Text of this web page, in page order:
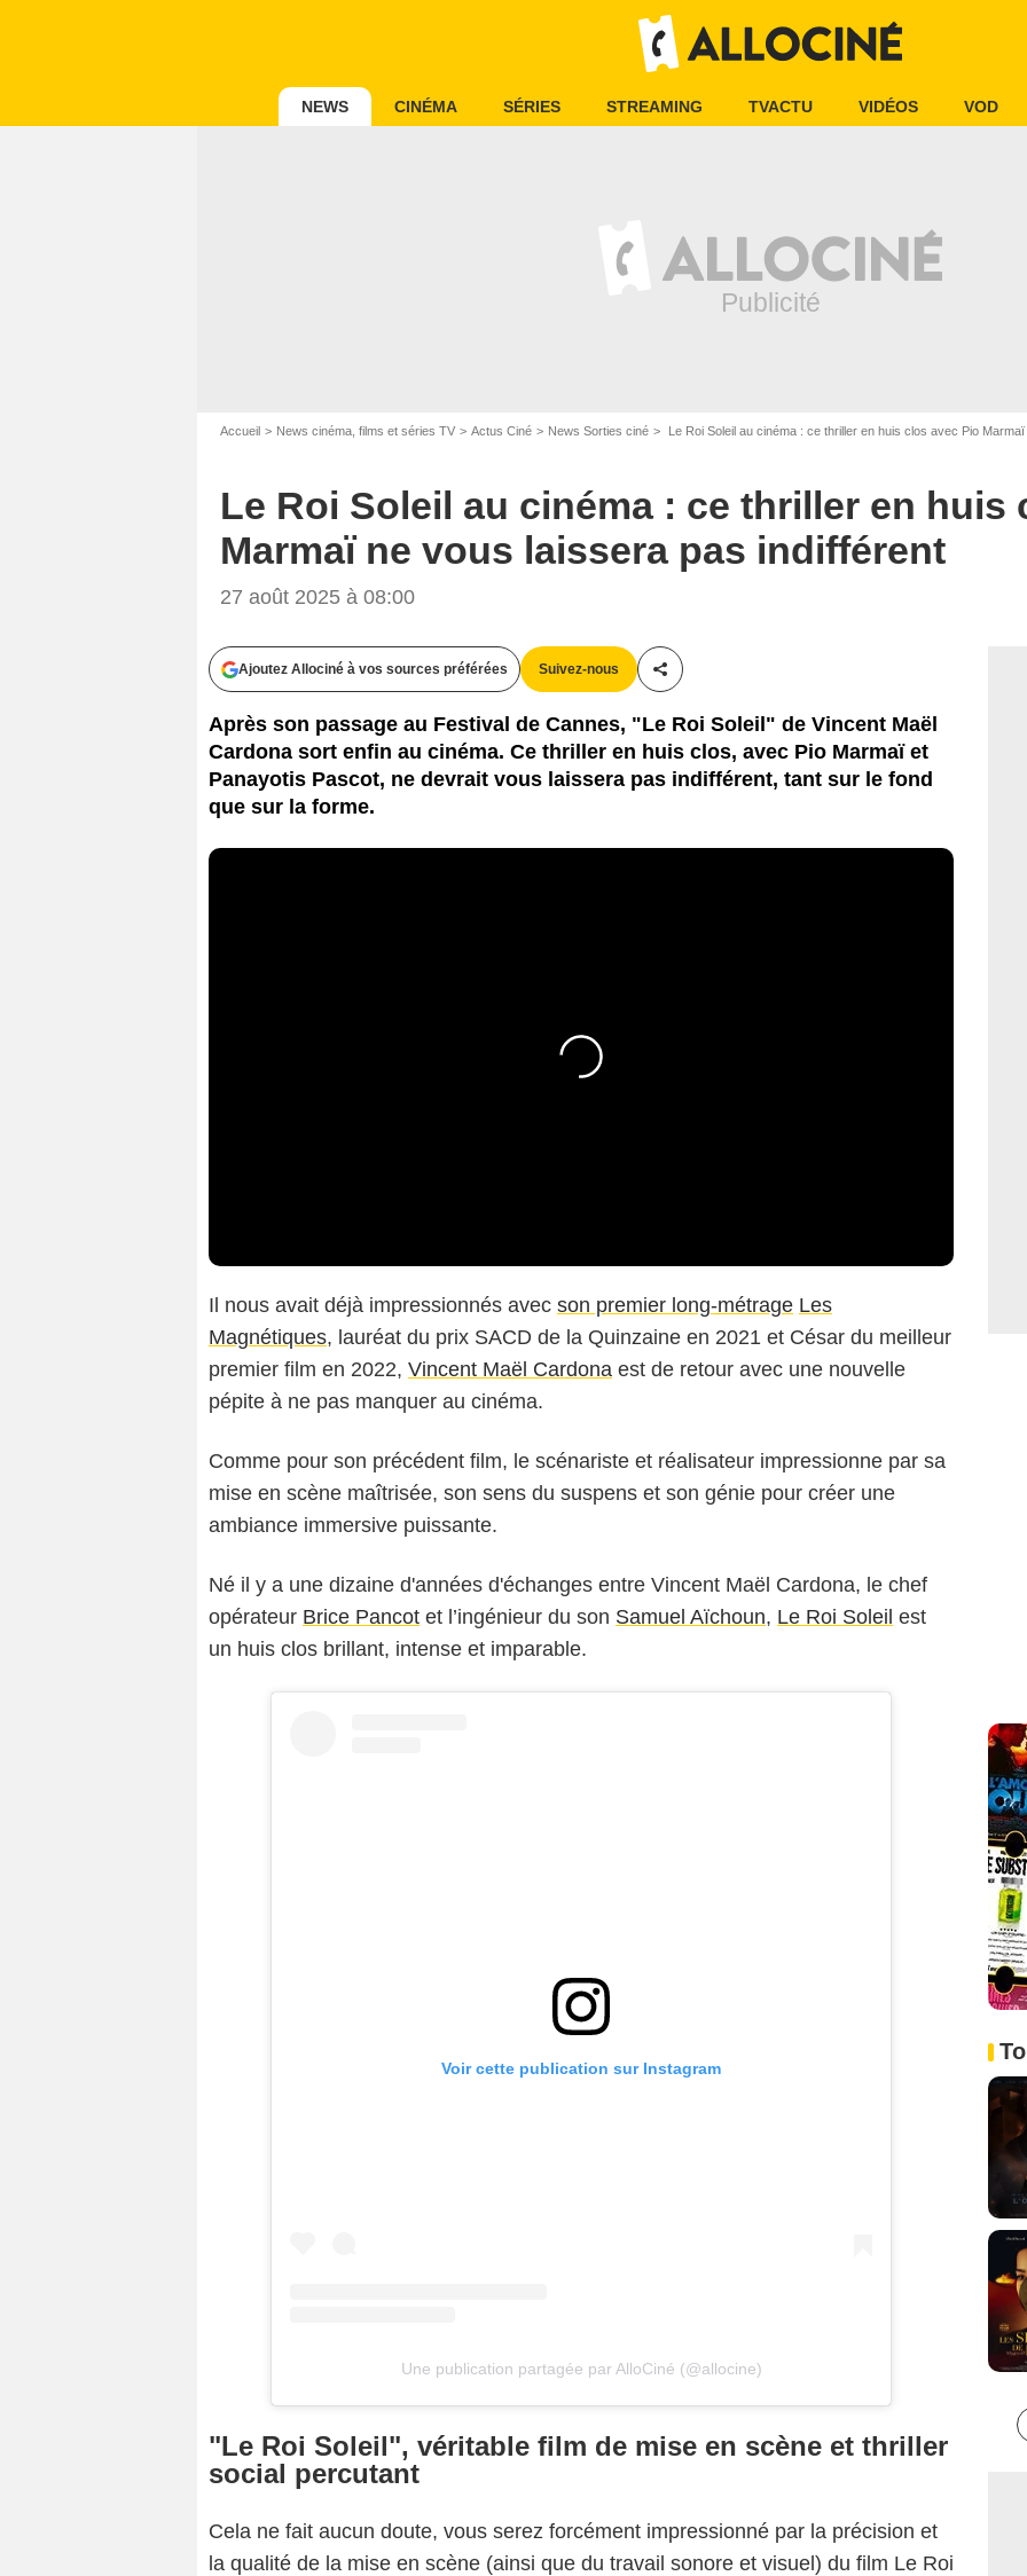
NEWS CINÉMA SÉRIES STREAMING TVACTU VIDÉOS VOD
Accueil News cinéma, films et séries TV Actus Ciné News Sorties ciné Le Roi Soleil au cinéma : ce thriller en huis clos avec Pio
Le Roi Soleil au cinéma : ce thriller en huis
Marmaï ne vous laissera pas indifférent
27 août 2025 à 08:00
Ajoutez Allociné à vos sources préférées Suivez-nous
Partager cet article
Après son passage au Festival de Cannes, "Le Roi Soleil" de Vincent Maël
Cardona sort enfin au cinéma. Ce thriller en huis clos, avec Pio Marmaï et
Panayotis Pascot, ne devrait vous laissera pas indifférent, tant sur le fond
que sur la forme.
Il nous avait déjà impressionnés avec son premier long-métrage Les
Magnétiques, lauréat du prix SACD de la Quinzaine en 2021 et César du meilleur
premier film en 2022, Vincent Maël Cardona est de retour avec une nouvelle
pépite à ne pas manquer au cinéma.
Comme pour son précédent film, le scénariste et réalisateur impressionne par sa
mise en scène maîtrisée, son sens du suspens et son génie pour créer une
ambiance immersive puissante.
Né il y a une dizaine d'années d'échanges entre Vincent Maël Cardona, le chef
opérateur Brice Pancot et l’ingénieur du son Samuel Aïchoun, Le Roi Soleil est
un huis clos brillant, intense et imparable.
Voir cette publication sur Instagram
Une publication partagée par AlloCiné (@allocine)
"Le Roi Soleil", véritable film de mise en scène et thriller
social percutant
Cela ne fait aucun doute, vous serez forcément impressionné par la précision et
la qualité de la mise en scène (ainsi que du travail sonore et visuel) du film Le Roi